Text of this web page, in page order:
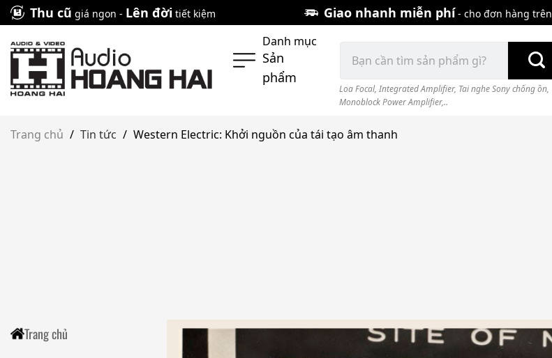
Skip
to
content
Thu cũ giá ngon - Lên đời tiết kiệm Giao nhanh miễn phí- cho đơn hàng trên
Danh mục
Sản
phẩm
kiếm:
Loa Focal, Integrated Amplifier, Tai nghe Sony chống ồn,
Monoblock Power Amplifier,..
Trang chủ / Tin tức / Western Electric: Khởi nguồn của tái tạo âm thanh
Trang chủ